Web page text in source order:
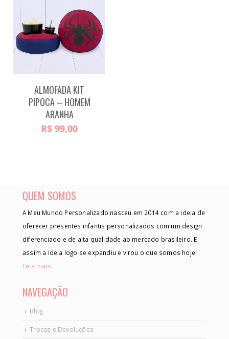
ALMOFADA KIT
PIPOCA – HOMEM
ARANHA
R$99,00
QUEM SOMOS
A Meu Mundo Personalizado nasceu em 2014 com a ideia de
oferecer presentes infantis personalizados com um design
diferenciado e de alta qualidade ao mercado brasileiro. E
assim a ideia logo se expandiu e virou o que somos hoje!
Leia mais.
NAVEGAÇÃO
Blog
Trocas e Devoluções